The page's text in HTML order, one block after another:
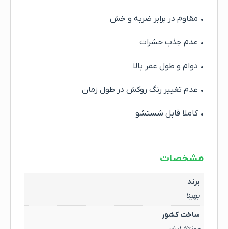
• مقاوم در برابر ضربه و خش
• عدم جذب حشرات
• دوام و طول عمر بالا
• عدم تغییر رنگ روکش در طول زمان
• کاملا قابل شستشو
مشخصات
برند
بهینا
ساخت کشور